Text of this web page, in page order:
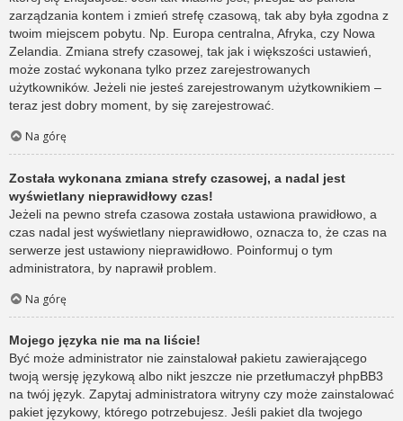
zarządzania kontem i zmień strefę czasową, tak aby była zgodna z
twoim miejscem pobytu. Np. Europa centralna, Afryka, czy Nowa
Zelandia. Zmiana strefy czasowej, tak jak i większości ustawień,
może zostać wykonana tylko przez zarejestrowanych
użytkowników. Jeżeli nie jesteś zarejestrowanym użytkownikiem –
teraz jest dobry moment, by się zarejestrować.
Na górę
Została wykonana zmiana strefy czasowej, a nadal jest
wyświetlany nieprawidłowy czas!
Jeżeli na pewno strefa czasowa została ustawiona prawidłowo, a
czas nadal jest wyświetlany nieprawidłowo, oznacza to, że czas na
serwerze jest ustawiony nieprawidłowo. Poinformuj o tym
administratora, by naprawił problem.
Na górę
Mojego języka nie ma na liście!
Być może administrator nie zainstalował pakietu zawierającego
twoją wersję językową albo nikt jeszcze nie przetłumaczył phpBB3
na twój język. Zapytaj administratora witryny czy może zainstalować
pakiet językowy, którego potrzebujesz. Jeśli pakiet dla twojego